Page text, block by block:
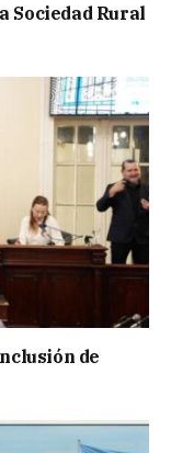
Sociedad Rural
de